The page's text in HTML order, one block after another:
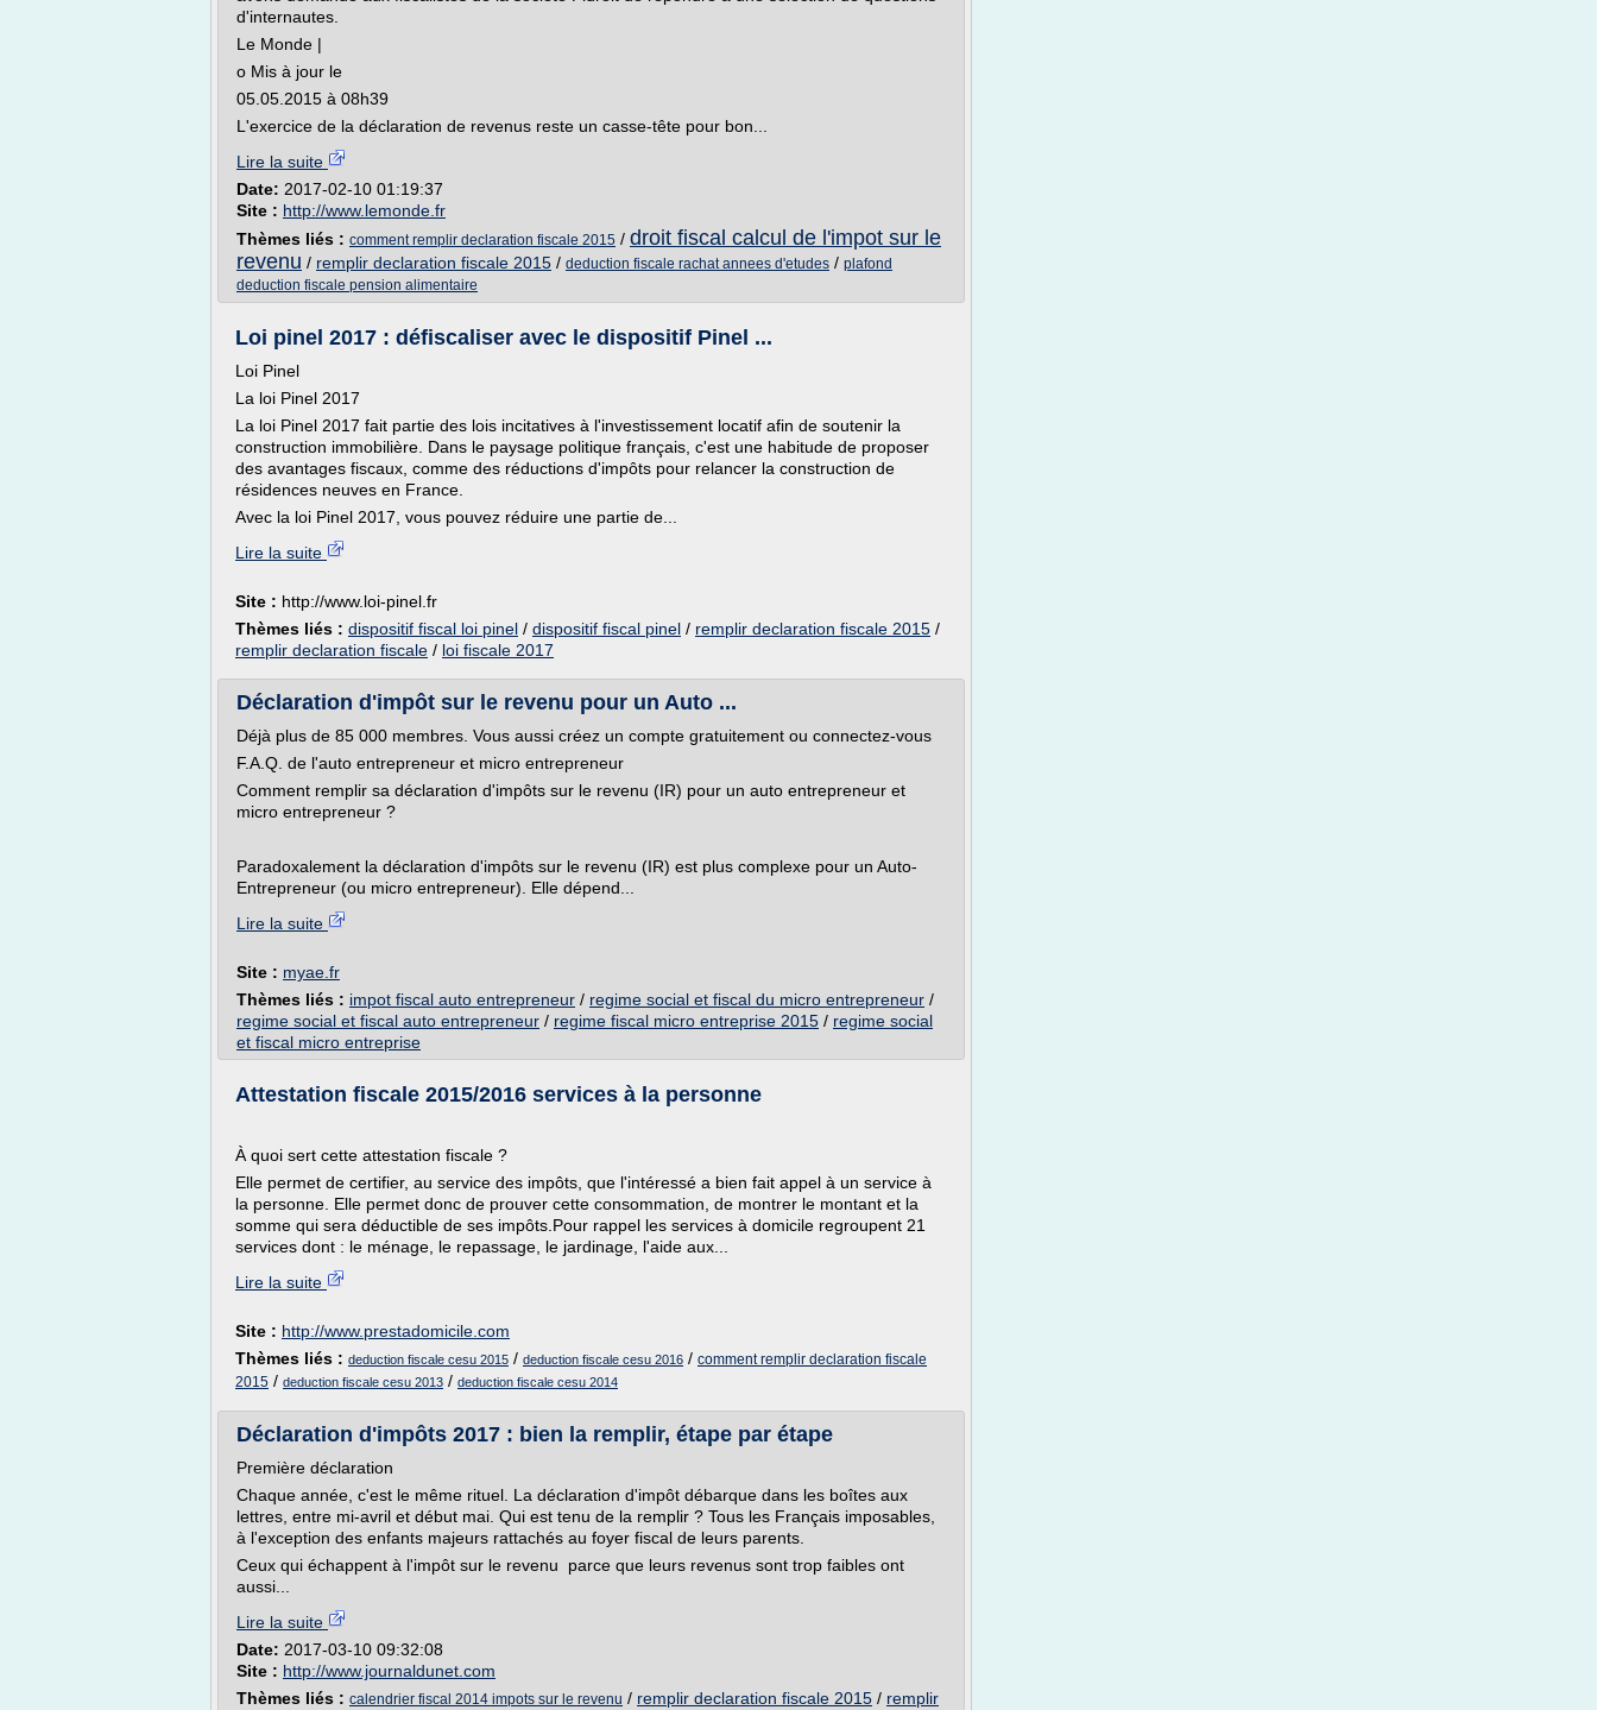
d'internautes.
Le Monde |
o Mis à jour le
05.05.2015 à 08h39
L'exercice de la déclaration de revenus reste un casse-tête pour bon...
Lire la suite
Date: 2017-02-10 01:19:37
Site : http://www.lemonde.fr
Thèmes liés : comment remplir declaration fiscale 2015 / droit fiscal calcul de l'impot sur le
revenu / remplir declaration fiscale 2015 / deduction fiscale rachat annees d'etudes / plafond
deduction fiscale pension alimentaire
Loi pinel 2017 : défiscaliser avec le dispositif Pinel ...
Loi Pinel
La loi Pinel 2017
La loi Pinel 2017 fait partie des lois incitatives à l'investissement locatif afin de soutenir la
construction immobilière. Dans le paysage politique français, c'est une habitude de proposer
des avantages fiscaux, comme des réductions d'impôts pour relancer la construction de
résidences neuves en France.
Avec la loi Pinel 2017, vous pouvez réduire une partie de...
Lire la suite
Site : http://www.loi-pinel.fr
Thèmes liés : dispositif fiscal loi pinel / dispositif fiscal pinel / remplir declaration fiscale 2015 /
remplir declaration fiscale / loi fiscale 2017
Déclaration d'impôt sur le revenu pour un Auto ...
Déjà plus de 85 000 membres. Vous aussi créez un compte gratuitement ou connectez-vous
F.A.Q. de l'auto entrepreneur et micro entrepreneur
Comment remplir sa déclaration d'impôts sur le revenu (IR) pour un auto entrepreneur et
micro entrepreneur ?
Paradoxalement la déclaration d'impôts sur le revenu (IR) est plus complexe pour un Auto-
Entrepreneur (ou micro entrepreneur). Elle dépend...
Lire la suite
Site : myae.fr
Thèmes liés : impot fiscal auto entrepreneur / regime social et fiscal du micro entrepreneur /
regime social et fiscal auto entrepreneur / regime fiscal micro entreprise 2015 / regime social
et fiscal micro entreprise
Attestation fiscale 2015/2016 services à la personne
À quoi sert cette attestation fiscale ?
Elle permet de certifier, au service des impôts, que l'intéressé a bien fait appel à un service à
la personne. Elle permet donc de prouver cette consommation, de montrer le montant et la
somme qui sera déductible de ses impôts.Pour rappel les services à domicile regroupent 21
services dont : le ménage, le repassage, le jardinage, l'aide aux...
Lire la suite
Site : http://www.prestadomicile.com
Thèmes liés : deduction fiscale cesu 2015 / deduction fiscale cesu 2016 / comment remplir declaration fiscale
2015 / deduction fiscale cesu 2013 / deduction fiscale cesu 2014
Déclaration d'impôts 2017 : bien la remplir, étape par étape
Première déclaration
Chaque année, c'est le même rituel. La déclaration d'impôt débarque dans les boîtes aux
lettres, entre mi-avril et début mai. Qui est tenu de la remplir ? Tous les Français imposables,
à l'exception des enfants majeurs rattachés au foyer fiscal de leurs parents.
Ceux qui échappent à l'impôt sur le revenu parce que leurs revenus sont trop faibles ont
aussi...
Lire la suite
Date: 2017-03-10 09:32:08
Site : http://www.journaldunet.com
Thèmes liés : calendrier fiscal 2014 impots sur le revenu / remplir declaration fiscale 2015 / remplir